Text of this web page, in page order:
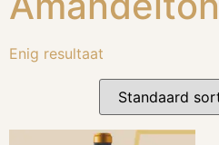
Enig resultaat